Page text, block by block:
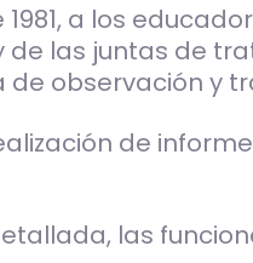
1981, a los
las juntas de
observación y
de
las